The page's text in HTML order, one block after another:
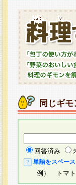
同じギ
回答済み
単語をスペー
例） トマト